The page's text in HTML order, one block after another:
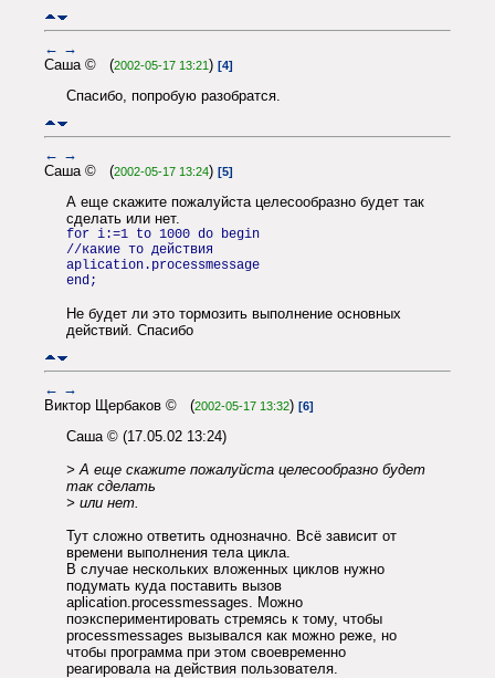
← →
Саша © (2002-05-17 13:21) [4]
Спасибо, попробую разобратся.
← →
Саша © (2002-05-17 13:24) [5]
А еще скажите пожалуйста целесообразно будет так
сделать или нет.
for i:=1 to 1000 do begin
//какие то действия
aplication.processmessage
end;
Не будет ли это тормозить выполнение основных
действий. Спасибо
← →
Виктор Щербаков © (2002-05-17 13:32) [6]
Саша © (17.05.02 13:24)
> А еще скажите пожалуйста целесообразно будет
так сделать
> или нет.
Тут сложно ответить однозначно. Всё зависит от
времени выполнения тела цикла.
В случае нескольких вложенных циклов нужно
подумать куда поставить вызов
aplication.processmessages. Можно
поэкспериментировать стремясь к тому, чтобы
processmessages вызывался как можно реже, но
чтобы программа при этом своевременно
реагировала на действия пользователя.